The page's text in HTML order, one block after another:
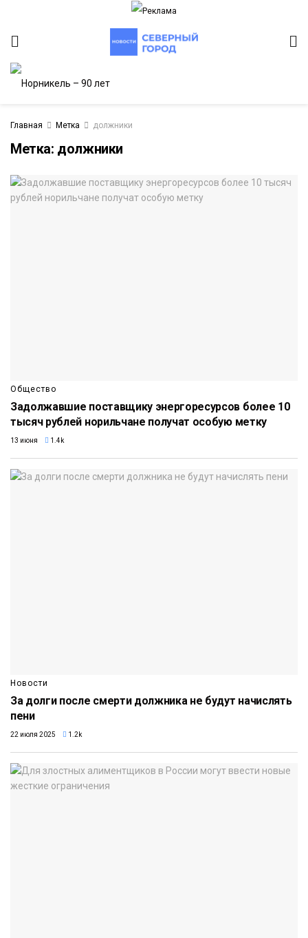
Главная Метка должники
Метка: должники
Общество
Задолжавшие поставщику энергоресурсов более 10
тысяч рублей норильчане получат особую метку
13 июня 1.4k
Новости
За долги после смерти должника не будут начислять
пени
22 июля 2025 1.2k